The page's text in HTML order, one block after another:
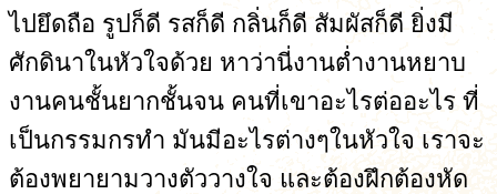
ไปยึดถือ รูปก็ดี รสก็ดี กลิ่นก็ดี สัมผัสก็ดี ยิ่งมี
ศักดินาในหัวใจด้วย หาว่านี่งานต่ำงานหยาบ
งานคนชั้นยากชั้นจน คนที่เขาอะไรต่ออะไร ที่
เป็นกรรมกรทำ มันมีอะไรต่างๆในหัวใจ เราจะ
ต้องพยายามวางตัววางใจ และต้องฝึกต้องหัด